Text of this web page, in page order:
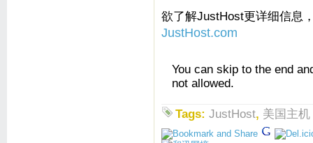
欲了解JustHost更详细信息
JustHost.com
You can skip to the end
not allowed.
Tags: JustHost, 美国主机